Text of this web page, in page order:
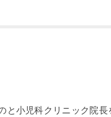
と小児科クリニック院